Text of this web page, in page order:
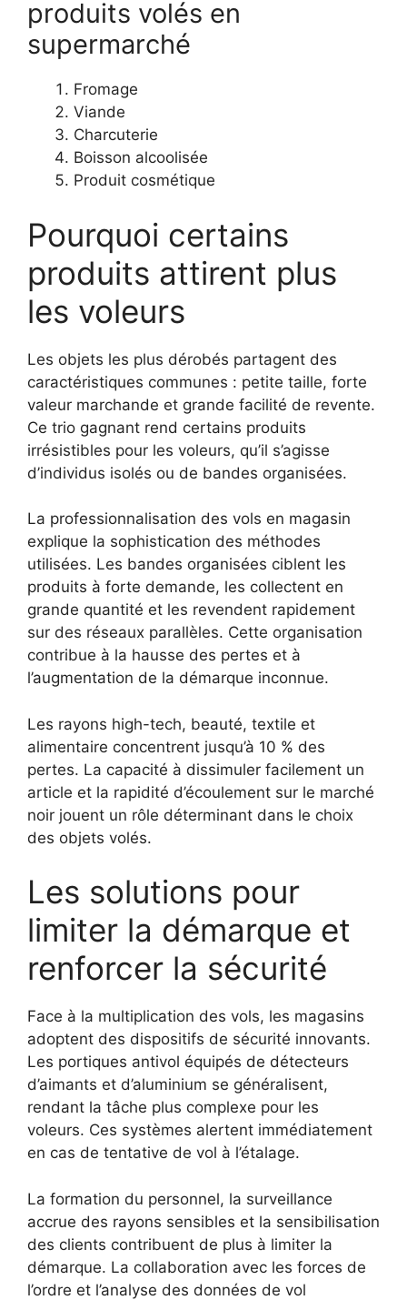
produits volés en
supermarché
Fromage
Viande
Charcuterie
Boisson alcoolisée
Produit cosmétique
Pourquoi certains
produits attirent plus
les voleurs
Les objets les plus dérobés partagent des
caractéristiques communes : petite taille, forte
valeur marchande et grande facilité de revente.
Ce trio gagnant rend certains produits
irrésistibles pour les voleurs, qu’il s’agisse
d’individus isolés ou de bandes organisées.
La professionnalisation des vols en magasin
explique la sophistication des méthodes
utilisées. Les bandes organisées ciblent les
produits à forte demande, les collectent en
grande quantité et les revendent rapidement
sur des réseaux parallèles. Cette organisation
contribue à la hausse des pertes et à
l’augmentation de la démarque inconnue.
Les rayons high-tech, beauté, textile et
alimentaire concentrent jusqu’à 10 % des
pertes. La capacité à dissimuler facilement un
article et la rapidité d’écoulement sur le marché
noir jouent un rôle déterminant dans le choix
des objets volés.
Les solutions pour
limiter la démarque et
renforcer la sécurité
Face à la multiplication des vols, les magasins
adoptent des dispositifs de sécurité innovants.
Les portiques antivol équipés de détecteurs
d’aimants et d’aluminium se généralisent,
rendant la tâche plus complexe pour les
voleurs. Ces systèmes alertent immédiatement
en cas de tentative de vol à l’étalage.
La formation du personnel, la surveillance
accrue des rayons sensibles et la sensibilisation
des clients contribuent de plus à limiter la
démarque. La collaboration avec les forces de
l’ordre et l’analyse des données de vol